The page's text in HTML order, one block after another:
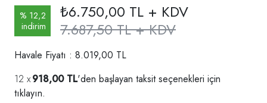
% 12,2
indirim
7.687,50 TL + KDV
₺6.750,00 TL + KDV
Havale Fiyatı : 8.019,00 TL
918,00 TL'den başlayan taksit seçenekleri için
tıklayın.